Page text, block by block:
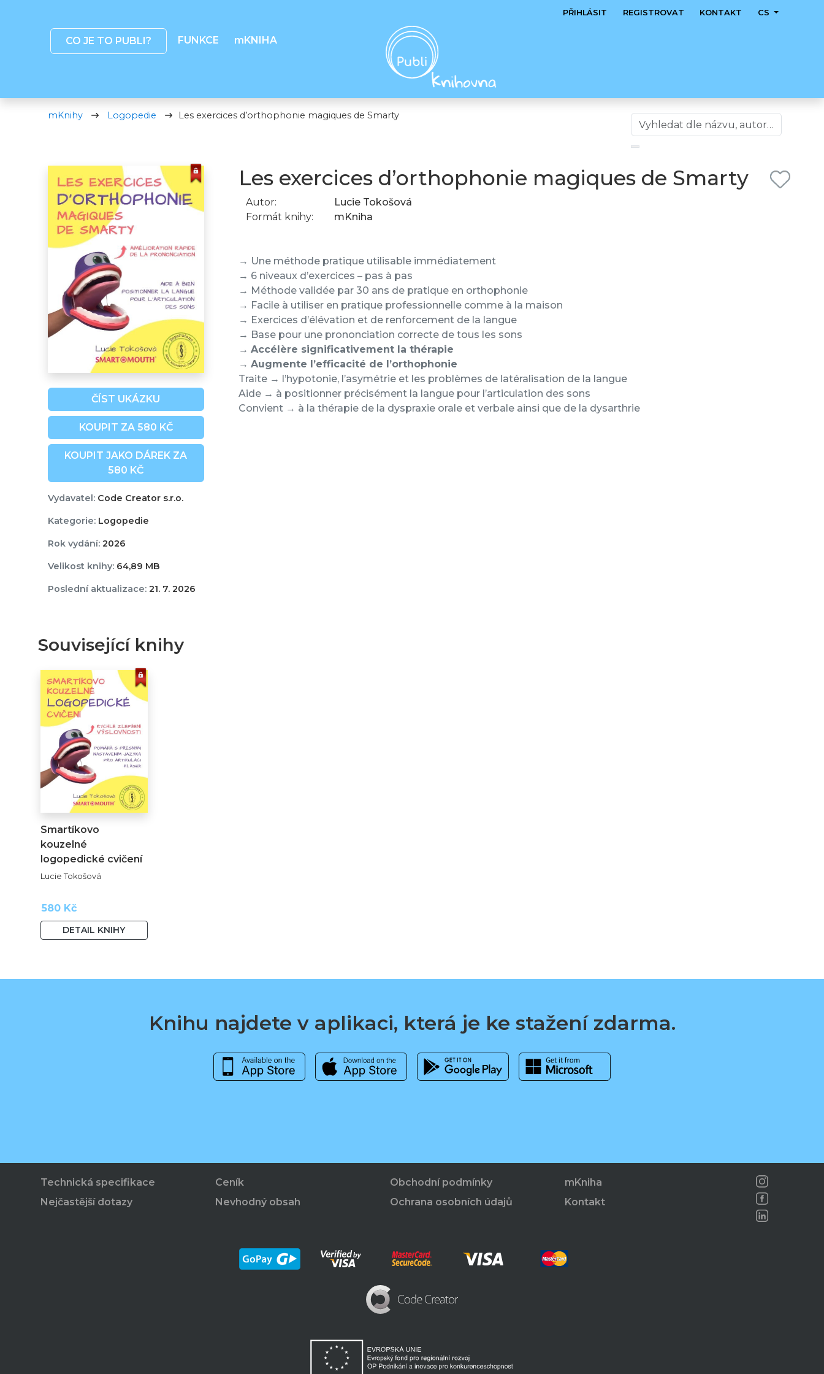
CO JE TO PUBLI? FUNKCE mKNIHA
PŘIHLÁSIT REGISTROVAT KONTAKT CS
mKnihy Logopedie Les exercices d’orthophonie magiques de Smarty
ČÍST UKÁZKU
KOUPIT ZA 580 KČ
KOUPIT JAKO DÁREK ZA
580 KČ
Vydavatel:Code Creator s.r.o.
Kategorie:Logopedie
Rok vydání:2026
Velikost knihy:64,89 MB
Poslední aktualizace:21. 7. 2026
Les exercices d’orthophonie magiques de Smarty
Autor:
Lucie Tokošová
Formát knihy:
mKniha
→ Une méthode pratique utilisable immédiatement
→ 6 niveaux d’exercices – pas à pas
→ Méthode validée par 30 ans de pratique en orthophonie
→ Facile à utiliser en pratique professionnelle comme à la maison
→ Exercices d’élévation et de renforcement de la langue
→ Base pour une prononciation correcte de tous les sons
→ Accélère significativement la thérapie
→ Augmente l’efficacité de l’orthophonie
Traite → l’hypotonie, l’asymétrie et les problèmes de latéralisation de la langue
Aide → à positionner précisément la langue pour l’articulation des sons
Convient → à la thérapie de la dyspraxie orale et verbale ainsi que de la dysarthrie
Související knihy
Smartíkovo
kouzelné
logopedické cvičení
Lucie Tokošová
580 Kč
DETAIL KNIHY
Knihu najdete v aplikaci, která je ke stažení zdarma.
Technická specifikace
Nejčastější dotazy
Ceník
Nevhodný obsah
Obchodní podmínky
Ochrana osobních údajů
mKniha
Kontakt